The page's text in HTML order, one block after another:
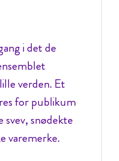
i det de
verden. Et
for publikum
snødekte
varemerke.